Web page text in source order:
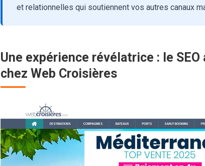
et relationnelles qui soutiennent vos autres canaux
Une expérience révélatrice : le
chez Web Croisières